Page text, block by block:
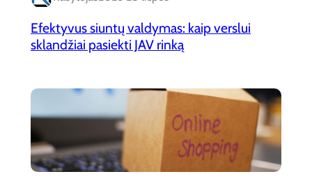
Efektyvus siuntų valdymas: kaip verslui
sklandžiai pasiekti JAV rinką